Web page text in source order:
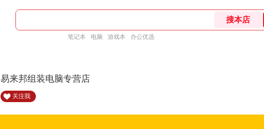
笔记本 电脑 游戏本 办公优选
易来邦组装电脑专营店
关注我